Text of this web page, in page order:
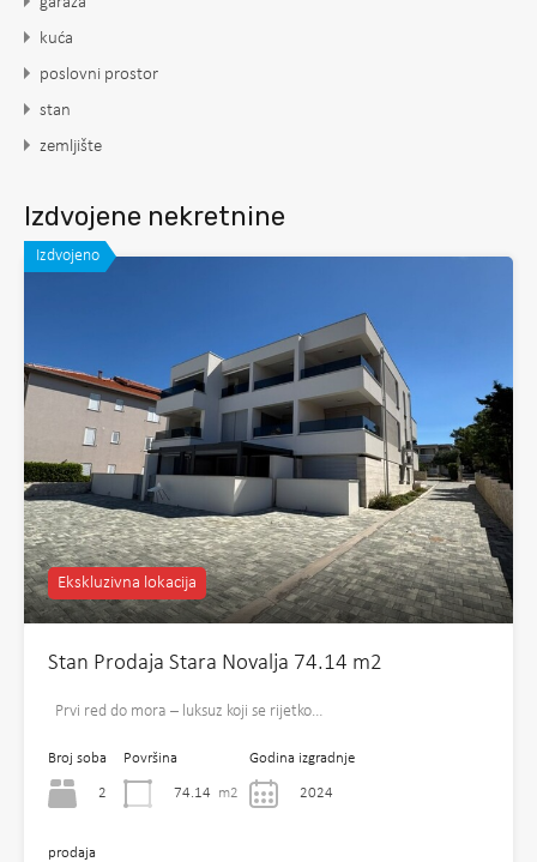
kuća
poslovni prostor
stan
zemljište
Izdvojene nekretnine
Izdvojeno
Ekskluzivna lokacija
Stan Prodaja Stara Novalja 74.14 m2
Prvi red do mora – luksuz koji se rijetko…
Broj soba
2
Površina
74.14 m2
Godina izgradnje
2024
prodaja